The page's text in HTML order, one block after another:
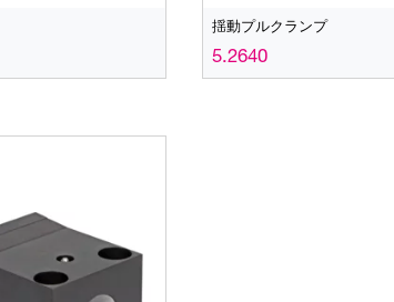
揺動プルクランプ
5.2640